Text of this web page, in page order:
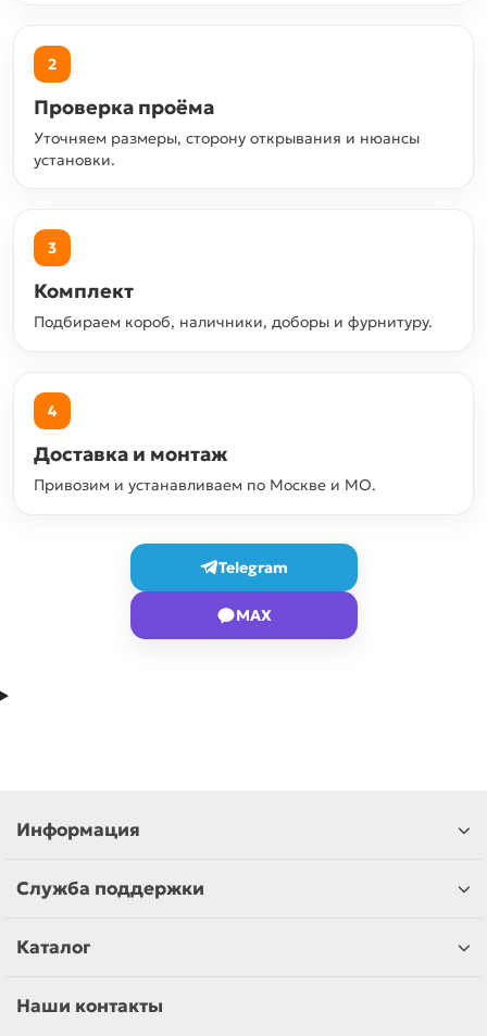
2
Проверка проёма
Уточняем размеры, сторону открывания и нюансы
установки.
3
Комплект
Подбираем короб, наличники, доборы и фурнитуру.
4
Доставка и монтаж
Привозим и устанавливаем по Москве и МО.
Telegram
MAX
Информация
Служба поддержки
Каталог
Наши контакты